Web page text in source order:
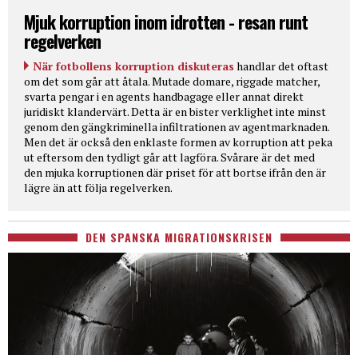
Mjuk korruption inom idrotten - resan runt
regelverken
När fotbollens korruption diskuteras handlar det oftast
om det som går att åtala. Mutade domare, riggade matcher,
svarta pengar i en agents handbagage eller annat direkt
juridiskt klandervärt. Detta är en bister verklighet inte minst
genom den gängkriminella infiltrationen av agentmarknaden.
Men det är också den enklaste formen av korruption att peka
ut eftersom den tydligt går att lagföra. Svårare är det med
den mjuka korruptionen där priset för att bortse ifrån den är
lägre än att följa regelverken.
DEN SPANSKA MIGRATIONSKRISEN